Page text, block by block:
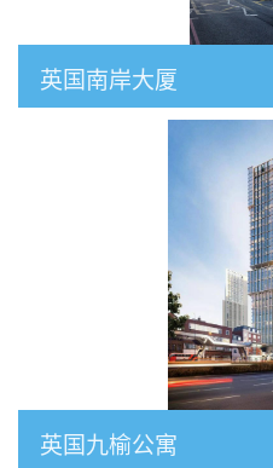
英国南岸大厦
英国九榆公寓